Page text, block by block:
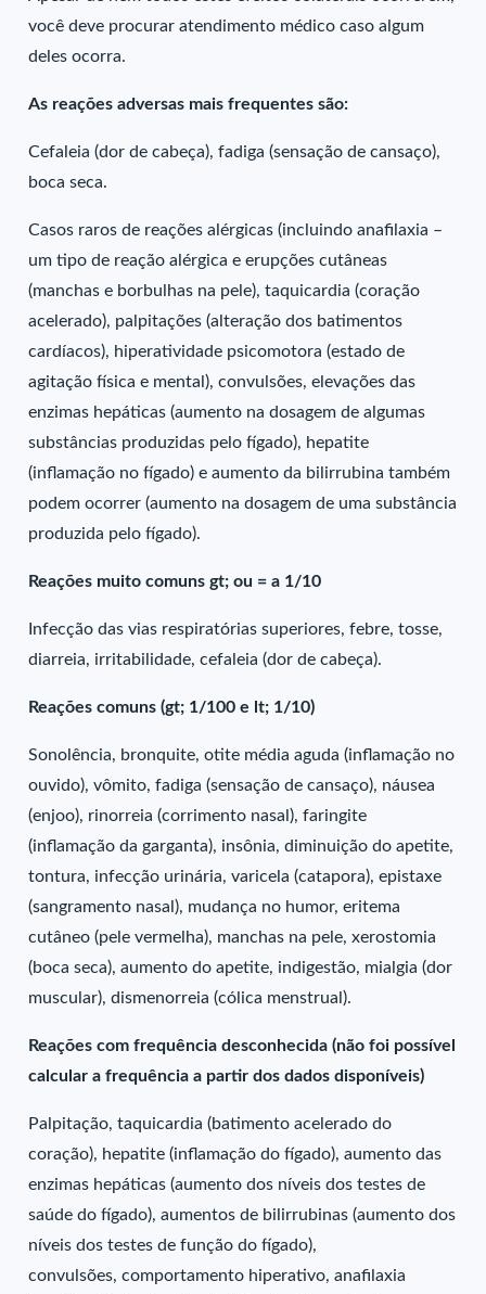
você deve procurar atendimento médico caso algum
deles ocorra.
As reações adversas mais frequentes são:
Cefaleia (dor de cabeça), fadiga (sensação de cansaço),
boca seca.
Casos raros de reações alérgicas (incluindo anafilaxia –
um tipo de reação alérgica e erupções cutâneas
(manchas e borbulhas na pele), taquicardia (coração
acelerado), palpitações (alteração dos batimentos
cardíacos), hiperatividade psicomotora (estado de
agitação física e mental), convulsões, elevações das
enzimas hepáticas (aumento na dosagem de algumas
substâncias produzidas pelo fígado), hepatite
(inflamação no fígado) e aumento da bilirrubina também
podem ocorrer (aumento na dosagem de uma substância
produzida pelo fígado).
Reações muito comuns gt; ou = a 1/10
Infecção das vias respiratórias superiores, febre, tosse,
diarreia, irritabilidade, cefaleia (dor de cabeça).
Reações comuns (gt; 1/100 e lt; 1/10)
Sonolência, bronquite, otite média aguda (inflamação no
ouvido), vômito, fadiga (sensação de cansaço), náusea
(enjoo), rinorreia (corrimento nasal), faringite
(inflamação da garganta), insônia, diminuição do apetite,
tontura, infecção urinária, varicela (catapora), epistaxe
(sangramento nasal), mudança no humor, eritema
cutâneo (pele vermelha), manchas na pele, xerostomia
(boca seca), aumento do apetite, indigestão, mialgia (dor
muscular), dismenorreia (cólica menstrual).
Reações com frequência desconhecida (não foi possível
calcular a frequência a partir dos dados disponíveis)
Palpitação, taquicardia (batimento acelerado do
coração), hepatite (inflamação do fígado), aumento das
enzimas hepáticas (aumento dos níveis dos testes de
saúde do fígado), aumentos de bilirrubinas (aumento dos
níveis dos testes de função do fígado),
convulsões, comportamento hiperativo, anafilaxia